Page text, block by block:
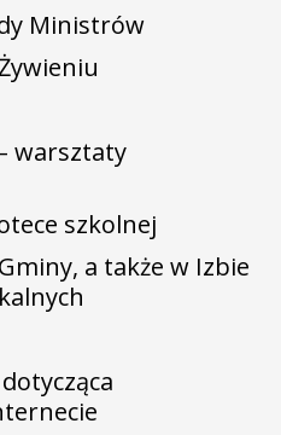
Ministrów
warsztaty
szkolnej
a także w Izbie